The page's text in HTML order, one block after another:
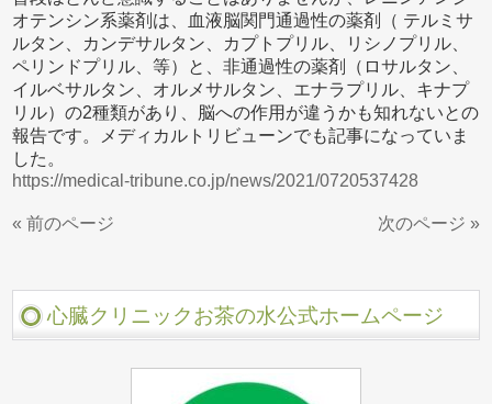
オテンシン系薬剤は、血液脳関門通過性の薬剤（ テルミサ
ルタン、カンデサルタン、カプトプリル、リシノプリル、
ペリンドプリル、等）と、非通過性の薬剤（ロサルタン、
イルベサルタン、オルメサルタン、エナラプリル、キナプ
リル）の2種類があり、脳への作用が違うかも知れないとの
報告です。メディカルトリビューンでも記事になっていま
した。
https://medical-tribune.co.jp/news/2021/0720537428
« 前のページ 次のページ »
心臓クリニックお茶の水公式ホームページ